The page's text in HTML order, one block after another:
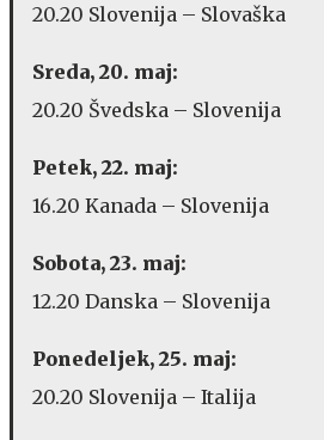
20.20 Slovenija – Slovaška
Sreda, 20. maj:
20.20 Švedska – Slovenija
Petek, 22. maj:
16.20 Kanada – Slovenija
Sobota, 23. maj:
12.20 Danska – Slovenija
Ponedeljek, 25. maj:
20.20 Slovenija – Italija